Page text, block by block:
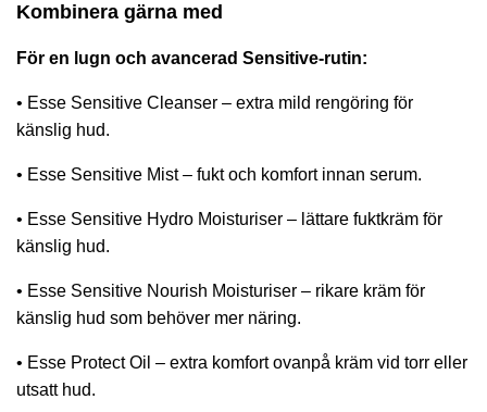
Kombinera gärna med
För en lugn och avancerad Sensitive-rutin:
• Esse Sensitive Cleanser – extra mild rengöring för
känslig hud.
• Esse Sensitive Mist– fukt och komfort innan serum.
• Esse Sensitive Hydro Moisturiser – lättare fuktkräm för
känslig hud.
• Esse Sensitive Nourish Moisturiser – rikare kräm för
känslig hud som behöver mer näring.
• Esse Protect Oil – extra komfort ovanpå kräm vid torr eller
utsatt hud.